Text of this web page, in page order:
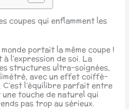
coupes qui enflamment les
portait la même coupe !
à l’expression de soi. La
structures ultra-soignées,
avec un effet coiffé-
l’équilibre parfait entre
touche de naturel qui
pas trop au sérieux.